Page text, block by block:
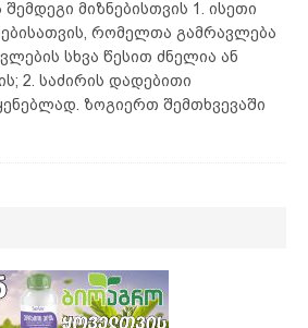
შემდეგი მიზნებისთვის 1. ისეთი
რომელთა გამრავლება
სხვა წესით ძნელია ან
2. საძირის დადებითი
ზოგიერთ შემთხვევაში